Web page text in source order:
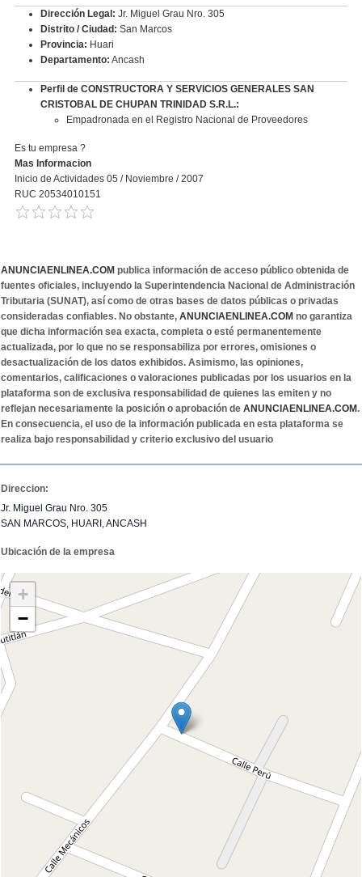
Dirección Legal: Jr. Miguel Grau Nro. 305
Distrito / Ciudad: San Marcos
Provincia: Huari
Departamento: Ancash
Perfil de CONSTRUCTORA Y SERVICIOS GENERALES SAN
CRISTOBAL DE CHUPAN TRINIDAD S.R.L.:
Empadronada en el Registro Nacional de Proveedores
Es tu empresa ?
Mas Informacion
Inicio de Actividades 05 / Noviembre / 2007
RUC 20534010151
ANUNCIAENLINEA.COM publica información de acceso público obtenida de
fuentes oficiales, incluyendo la Superintendencia Nacional de Administración
Tributaria (SUNAT), así como de otras bases de datos públicas o privadas
consideradas confiables. No obstante, ANUNCIAENLINEA.COM no garantiza
que dicha información sea exacta, completa o esté permanentemente
actualizada, por lo que no se responsabiliza por errores, omisiones o
desactualización de los datos exhibidos. Asimismo, las opiniones,
comentarios, calificaciones o valoraciones publicadas por los usuarios en la
plataforma son de exclusiva responsabilidad de quienes las emiten y no
reflejan necesariamente la posición o aprobación de ANUNCIAENLINEA.COM.
En consecuencia, el uso de la información publicada en esta plataforma se
realiza bajo responsabilidad y criterio exclusivo del usuario
Direccion:
Jr. Miguel Grau Nro. 305
SAN MARCOS, HUARI, ANCASH
Ubicación de la empresa
+
−